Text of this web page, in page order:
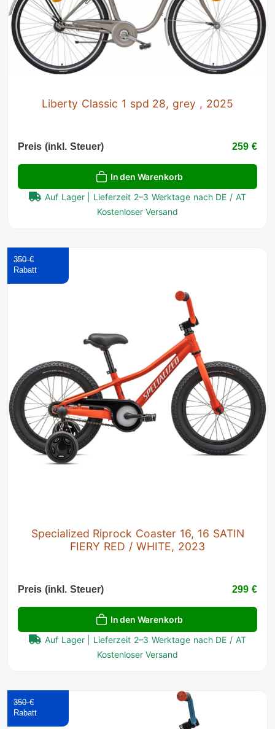
Liberty Classic 1 spd 28, grey , 2025
Preis (inkl. Steuer) 259 €
In den Warenkorb
Auf Lager | Lieferzeit 2–3 Werktage nach DE / AT
Kostenloser Versand
Specialized Riprock Coaster 16, 16 SATIN
FIERY RED / WHITE, 2023
350 €
Preis (inkl. Steuer) 299 €
In den Warenkorb
Auf Lager | Lieferzeit 2–3 Werktage nach DE / AT
Kostenloser Versand
350 €